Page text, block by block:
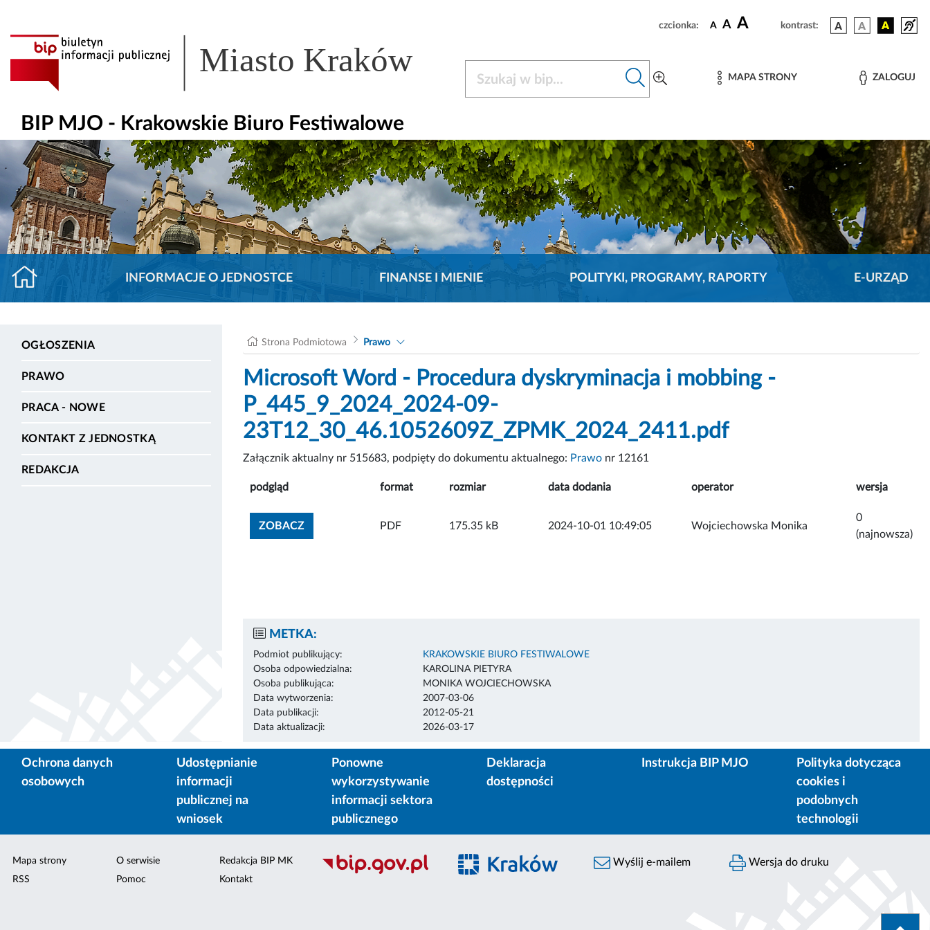
czcionka: A A A kontrast:
Miasto Kraków MAPA STRONY ZALOGUJ
BIP MJO - Krakowskie Biuro Festiwalowe
INFORMACJE O JEDNOSTCE FINANSE I MIENIE POLITYKI, PROGRAMY, RAPORTY E-URZĄD
OGŁOSZENIA
PRAWO
PRACA - NOWE
KONTAKT Z JEDNOSTKĄ
REDAKCJA
Strona Podmiotowa Prawo
Microsoft Word - Procedura dyskryminacja i mobbing -
P_445_9_2024_2024-09-
23T12_30_46.1052609Z_ZPMK_2024_2411.pdf
Załącznik aktualny nr 515683, podpięty do dokumentu aktualnego: Prawo nr 12161
podgląd format rozmiar data dodania operator wersja
ZOBACZZOBACZ ZAŁĄCZNIK
PDF 175.35 kB 2024-10-01 10:49:05 Wojciechowska Monika
0
(najnowsza)
METKA:
Podmiot publikujący:
KRAKOWSKIE BIURO FESTIWALOWE
Osoba odpowiedzialna:
KAROLINA PIETYRA
Osoba publikująca:
MONIKA WOJCIECHOWSKA
Data wytworzenia:
2007-03-06
Data publikacji:
2012-05-21
Data aktualizacji:
2026-03-17
Ochrona danych
osobowych
Udostępnianie
informacji
publicznej na
wniosek
Ponowne
wykorzystywanie
informacji sektora
publicznego
Deklaracja
dostępności
Instrukcja BIP MJO
Polityka dotycząca
cookies i
podobnych
technologii
Mapa strony
RSS
O serwisie
Pomoc
Redakcja BIP MK
Kontakt
Wyślij e-mailem Wersja do druku